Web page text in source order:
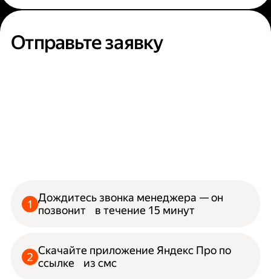
Отправьте заявку
Дождитесь звонка менеджера — он
позвонит в течение 15 минут
Скачайте приложение Яндекс Про по
ссылке из смс